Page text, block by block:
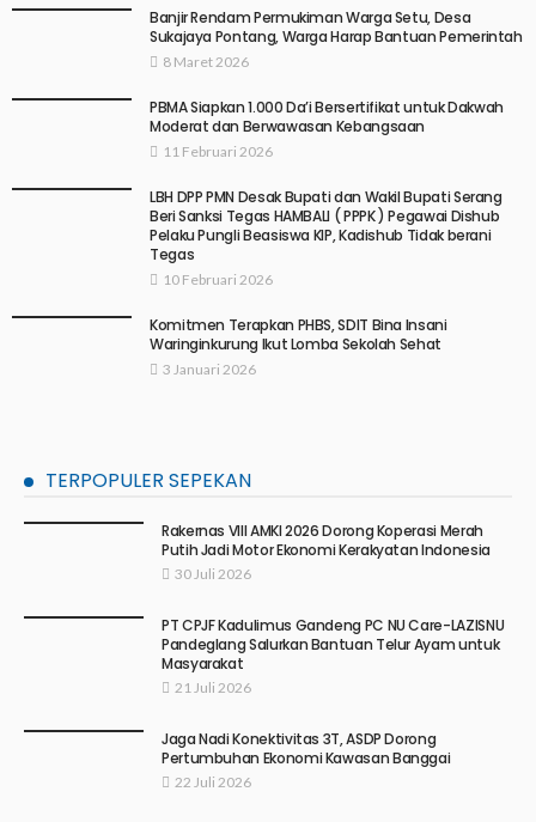
Banjir Rendam Permukiman Warga Setu, Desa
Sukajaya Pontang, Warga Harap Bantuan Pemerintah
8 Maret 2026
PBMA Siapkan 1.000 Da’i Bersertifikat untuk Dakwah
Moderat dan Berwawasan Kebangsaan
11 Februari 2026
LBH DPP PMN Desak Bupati dan Wakil Bupati Serang
Beri Sanksi Tegas HAMBALI ( PPPK ) Pegawai Dishub
Pelaku Pungli Beasiswa KIP, Kadishub Tidak berani
Tegas
10 Februari 2026
Komitmen Terapkan PHBS, SDIT Bina Insani
Waringinkurung Ikut Lomba Sekolah Sehat
3 Januari 2026
TERPOPULER SEPEKAN
Rakernas VIII AMKI 2026 Dorong Koperasi Merah
Putih Jadi Motor Ekonomi Kerakyatan Indonesia
30 Juli 2026
PT CPJF Kadulimus Gandeng PC NU Care-LAZISNU
Pandeglang Salurkan Bantuan Telur Ayam untuk
Masyarakat
21 Juli 2026
Jaga Nadi Konektivitas 3T, ASDP Dorong
Pertumbuhan Ekonomi Kawasan Banggai
22 Juli 2026